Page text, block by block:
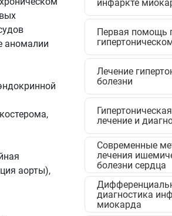
аномалии
аорты),
инфаркте
Первая помощь
Лечение
болезни
лечение и
Современные
лечения
болезни сердца
диагностика
миокарда